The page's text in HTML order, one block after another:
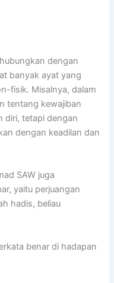
dengan
banyak ayat yang
fisik. Misalnya, dalam
tentang kewajiban
diri, tetapi dengan
dengan keadilan dan
SAW juga
yaitu perjuangan
hadis, beliau
benar di hadapan